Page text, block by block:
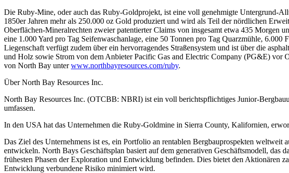
Die Ruby-Mine, oder auch das Ruby-Goldprojekt, ist eine voll genehmigte
1850er Jahren mehr als 250.000 oz Gold produziert und wird als Teil der nördlichen
Oberflächen-Mineralrechten zweier patentierter Claims von insgesamt etwa 435 Morgen
eine 1.000 Yard pro Tag Seifenwaschanlage, eine 50 Tonnen pro Tag Quarzmühle,
Liegenschaft verfügt zudem über ein hervorragendes Straßensystem und ist über die
und Holz sowie Strom von dem Anbieter Pacific Gas and Electric Company (PG&E) vor
von North Bay unterwww.northbayresources.com/ruby.
Über North Bay Resources Inc.
North Bay Resources Inc. (OTCBB: NBRI) ist ein voll berichtspflichtiges Junior-
umfassen.
In den USA hat das Unternehmen die Ruby-Goldmine in Sierra County, Kalifornien,
Das Ziel des Unternehmens ist es, ein Portfolio an rentablen Bergbauprospekten
entwickeln. North Bays Geschäftsplan basiert auf dem generativen Geschäftsmodell, das
frühesten Phasen der Exploration und Entwicklung befinden. Dies bietet den
Entwicklung verbundene Risiko minimiert wird.